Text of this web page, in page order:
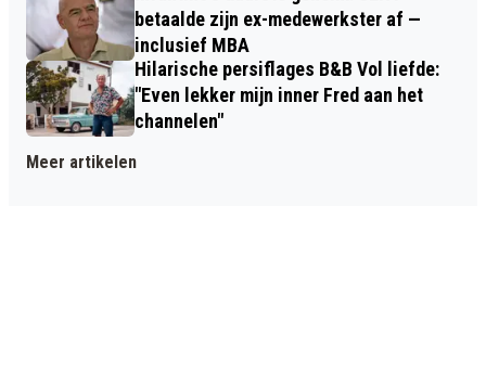
betaalde zijn ex-medewerkster af —
inclusief MBA
Hilarische persiflages B&B Vol liefde:
"Even lekker mijn inner Fred aan het
channelen"
Meer artikelen